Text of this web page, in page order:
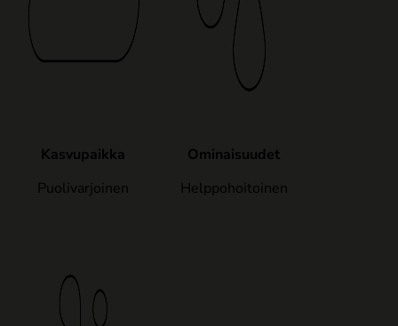
Kasvupaikka
Puolivarjoinen
Ominaisuudet
Helppohoitoinen